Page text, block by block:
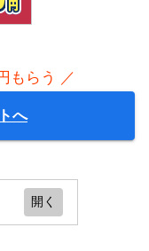
もらう ／
へ